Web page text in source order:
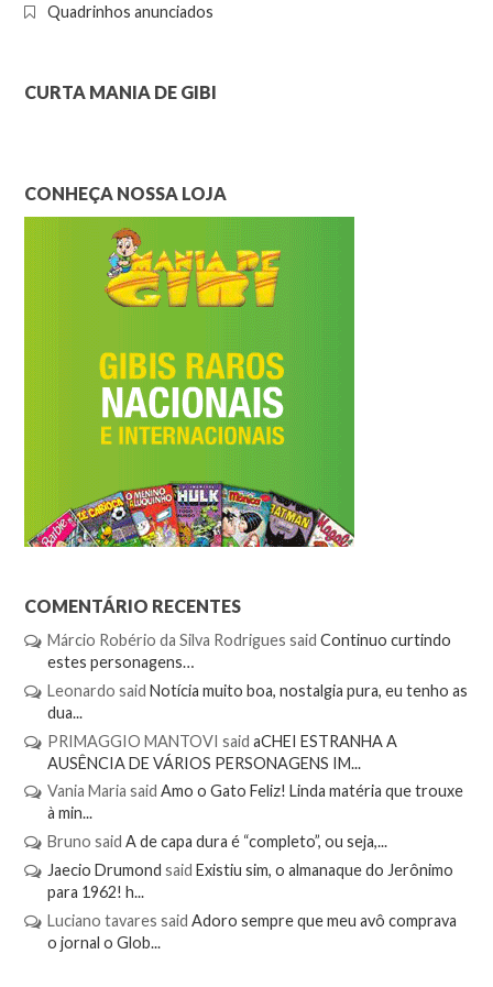
Quadrinhos anunciados
CURTA MANIA DE GIBI
CONHEÇA NOSSA LOJA
COMENTÁRIO RECENTES
Márcio Robério da Silva Rodrigues said Continuo curtindo
estes personagens…
Leonardo said Notícia muito boa, nostalgia pura, eu tenho as
dua...
PRIMAGGIO MANTOVI said aCHEI ESTRANHA A
AUSÊNCIA DE VÁRIOS PERSONAGENS IM...
Vania Maria said Amo o Gato Feliz! Linda matéria que trouxe
à min...
Bruno said A de capa dura é “completo”, ou seja,...
Jaecio Drumond said Existiu sim, o almanaque do Jerônimo
para 1962! h...
Luciano tavares said Adoro sempre que meu avô comprava
o jornal o Glob...